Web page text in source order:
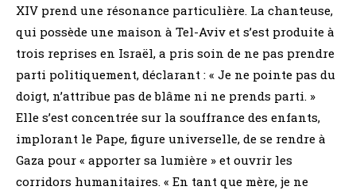
XIV prend une résonance particulière. La chanteuse,
qui possède une maison à Tel-Aviv et s’est produite à
trois reprises en Israël, a pris soin de ne pas prendre
parti politiquement, déclarant : « Je ne pointe pas du
doigt, n’attribue pas de blâme ni ne prends parti. »
Elle s’est concentrée sur la souffrance des enfants,
implorant le Pape, figure universelle, de se rendre à
Gaza pour « apporter sa lumière » et ouvrir les
corridors humanitaires. « En tant que mère, je ne